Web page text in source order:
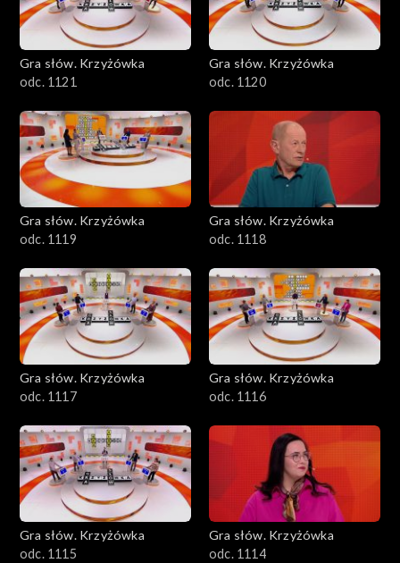
Gra słów. Krzyżówka
odc. 1121
Gra słów. Krzyżówka
odc. 1120
Gra słów. Krzyżówka
odc. 1119
Gra słów. Krzyżówka
odc. 1118
Gra słów. Krzyżówka
odc. 1117
Gra słów. Krzyżówka
odc. 1116
Gra słów. Krzyżówka
odc. 1115
Gra słów. Krzyżówka
odc. 1114